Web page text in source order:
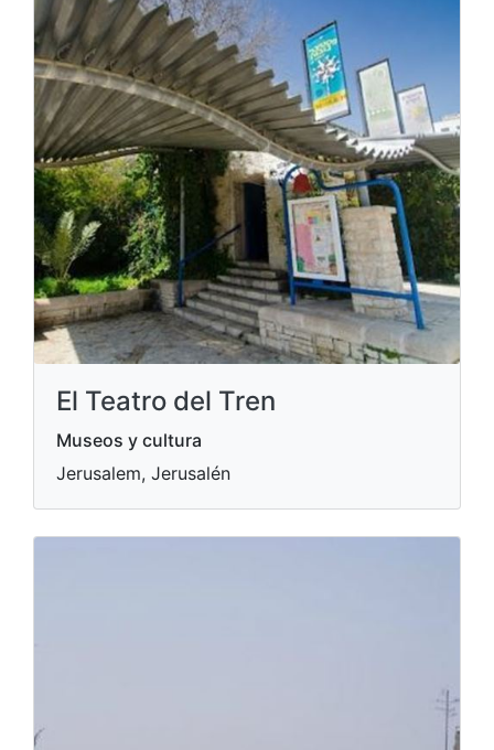
El Teatro del Tren
Museos y cultura
Jerusalem, Jerusalén